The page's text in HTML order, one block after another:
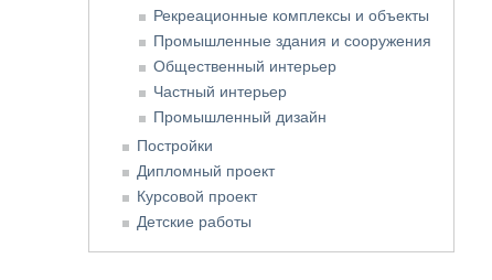
Рекреационные комплексы и объекты
Промышленные здания и сооружения
Общественный интерьер
Частный интерьер
Промышленный дизайн
Постройки
Дипломный проект
Курсовой проект
Детские работы